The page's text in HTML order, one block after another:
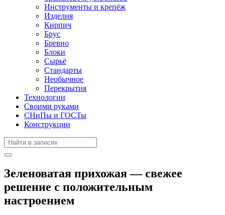
Инструменты и крепёж
Изделия
Кирпич
Брус
Бревно
Блоки
Сырьё
Стандарты
Необычное
Перекрытия
Технологии
Своими руками
СНиПы и ГОСТы
Конструкции
Зеленоватая прихожая — свежее
решение с положительным
настроением